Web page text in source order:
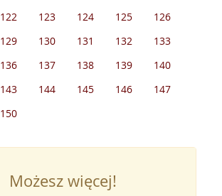
122 123 124 125
126
129 130 131 132
133
136 137 138 139
140
143 144 145 146
147
150
Możesz więcej!